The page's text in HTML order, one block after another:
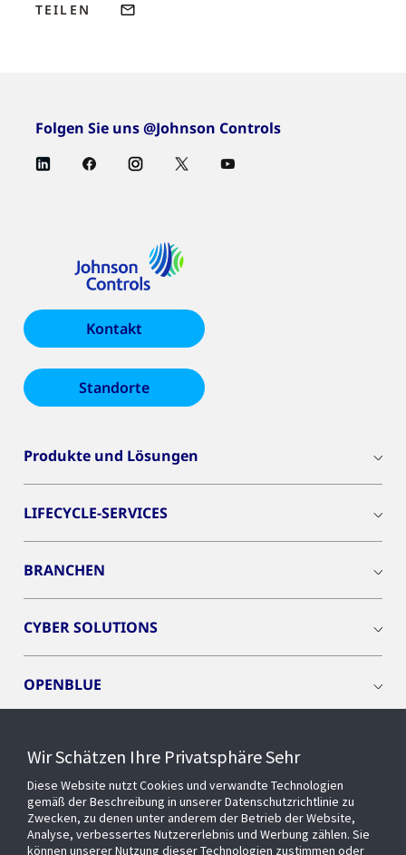
TEILEN
Folgen Sie uns @Johnson Controls
Kontakt
Standorte
Produkte und Lösungen
LIFECYCLE-SERVICES
BRANCHEN
CYBER SOLUTIONS
OPENBLUE
EVENTS
Wir Schätzen Ihre Privatsphäre Sehr
Diese Website nutzt Cookies und verwandte Technologien
gemäß der Beschreibung in unserer Datenschutzrichtlinie zu
Zwecken, zu denen unter anderem der Betrieb der Website,
Analyse, verbessertes Nutzererlebnis und Werbung zählen. Sie
können unserer Nutzung dieser Technologien zustimmen oder